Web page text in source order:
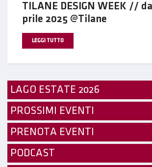
TILANE DESIGN WEEK //
prile 2025 @Tilane
LEGGI TUTTO
LAGO ESTATE 2026
PROSSIMI EVENTI
PRENOTA EVENTI
PODCAST